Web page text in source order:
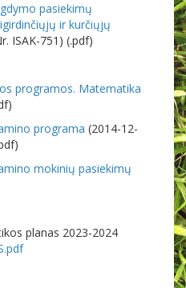
pasiekimų
ir kurčiųjų
ISAK-751) (.pdf)
programos. Matematika
programa (2014-12-
mokinių pasiekimų
planas 2023-2024